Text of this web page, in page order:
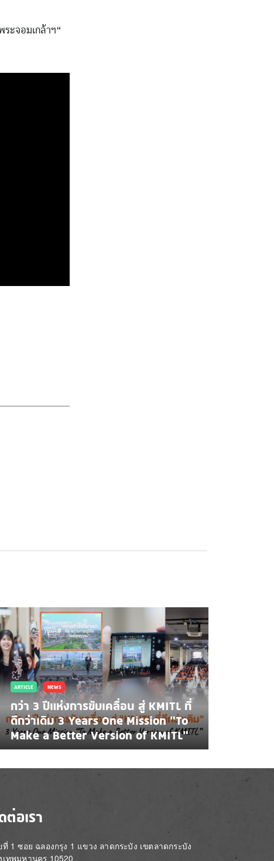
ะจอมเกล้าฯ“
ARTICLE NEWS
กว่า 3 ปีแห่งการขับเคลื่อน สู่ KMITL ที่
ดีกว่าเดิม 3 Years One Mission “To
Make a Better Version of KMITL”
ต่อเรา
ที่ 1 ซอย ฉลองกรุง 1 แขวง ลาดกระบัง เขตลาดกระบัง
เทพมหานคร 10520